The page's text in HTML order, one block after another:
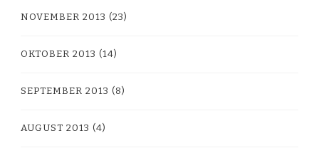
NOVEMBER 2013 (23)
OKTOBER 2013 (14)
SEPTEMBER 2013 (8)
AUGUST 2013 (4)